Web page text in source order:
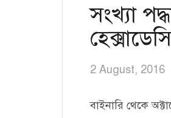
সংখ্যা
2 August, 2016
বাইনারি থেকে